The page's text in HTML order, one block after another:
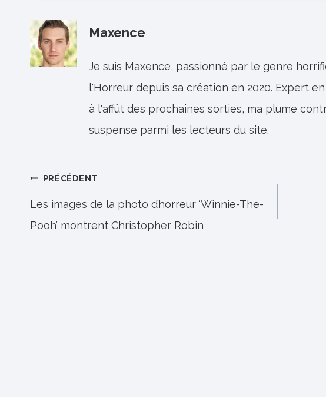
Maxence
Je suis Maxence, passionné par le genre
l'Horreur depuis sa création en 2020. Expert
à l'affût des prochaines sorties, ma plume
suspense parmi les lecteurs du site.
Navigation
de
l’article
PRÉCÉDENT
Les images de la photo d’horreur ‘Winnie-The-
Pooh’ montrent Christopher Robin